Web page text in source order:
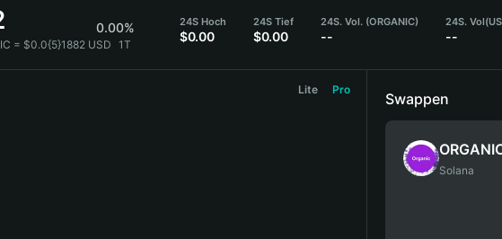
0.00%
= $0.0{5}1882 USD 1T
24S Hoch
$0.00
24S Tief
$0.00
24S. Vol. (ORGANIC)
--
24S. Vol
--
Lite Pro
Swappen
Solana